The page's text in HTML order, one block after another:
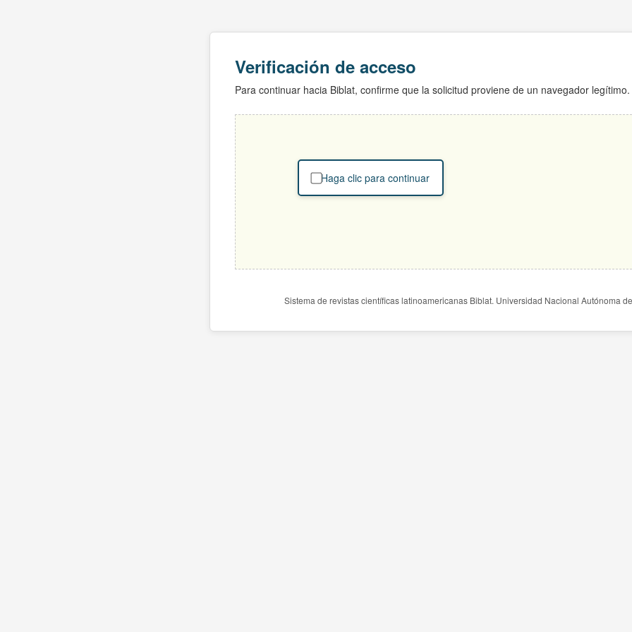
Verificación de acceso
Para continuar hacia Biblat, confirme que la solicitud proviene de un navegador legítimo.
Haga clic para continuar
Sistema de revistas científicas latinoamericanas Biblat. Universidad Nacional Autónoma